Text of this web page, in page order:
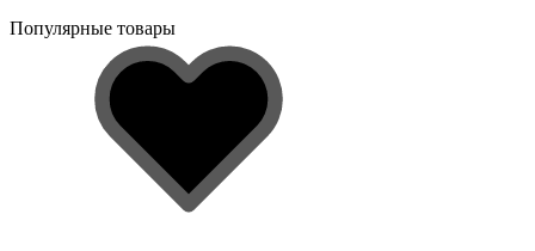
Популярные товары